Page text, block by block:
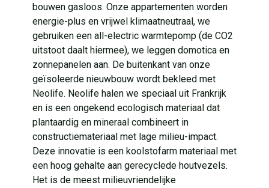
bouwen gasloos. Onze appartementen worden
energie-plus en vrijwel klimaatneutraal, we
gebruiken een all-electric warmtepomp (de CO2
uitstoot daalt hiermee), we leggen domotica en
zonnepanelen aan. De buitenkant van onze
geïsoleerde nieuwbouw wordt bekleed met
Neolife. Neolife halen we speciaal uit Frankrijk
en is een ongekend ecologisch materiaal dat
plantaardig en mineraal combineert in
constructiemateriaal met lage milieu-impact.
Deze innovatie is een koolstofarm materiaal met
een hoog gehalte aan gerecyclede houtvezels.
Het is de meest milieuvriendelijke